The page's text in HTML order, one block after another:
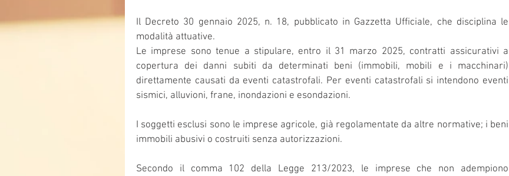
Il Decreto 30 gennaio 2025, n. 18, pubblicato in Gazzetta Ufficiale, che disciplina le
modalità attuative.
Le imprese sono tenue a stipulare, entro il 31 marzo 2025, contratti assicurativi a
copertura dei danni subiti da determinati beni (immobili, mobili e i macchinari)
direttamente causati da eventi catastrofali. Per eventi catastrofali si intendono eventi
sismici, alluvioni, frane, inondazioni e esondazioni.
I soggetti esclusi sono le imprese agricole, già regolamentate da altre normative; i beni
immobili abusivi o costruiti senza autorizzazioni.
Secondo il comma 102 della Legge 213/2023, le imprese che non adempiono